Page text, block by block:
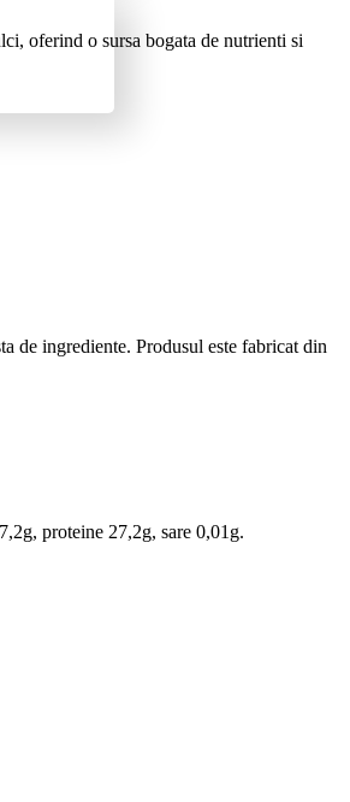
oferind o sursa bogata de nutrienti si
de ingrediente. Produsul este fabricat din
proteine 27,2g, sare 0,01g.